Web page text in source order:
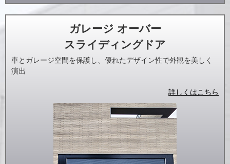
ガレージ オーバー
スライディングドア
車とガレージ空間を保護し、優れたデザイン性で外観を美しく
演出
詳しくはこちら